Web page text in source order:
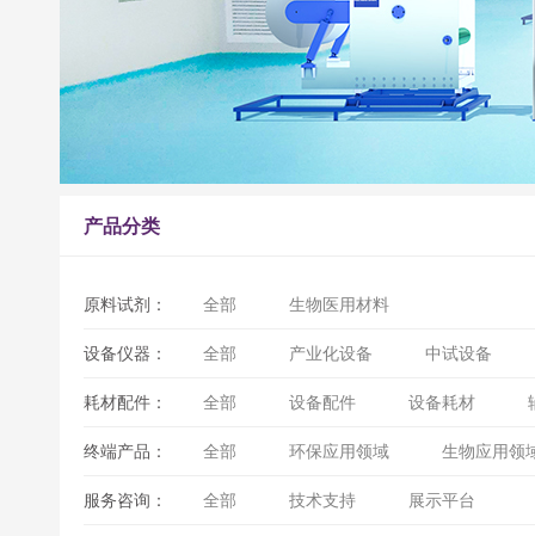
产品分类
原料试剂： 全部 生物医用材料
设备仪器： 全部 产业化设备 中试设备
耗材配件： 全部 设备配件 设备耗材
终端产品： 全部 环保应用领域 生物应用领
服务咨询： 全部 技术支持 展示平台